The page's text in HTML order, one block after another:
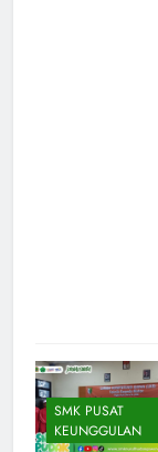
SMK PUSAT
KEUNGGULAN